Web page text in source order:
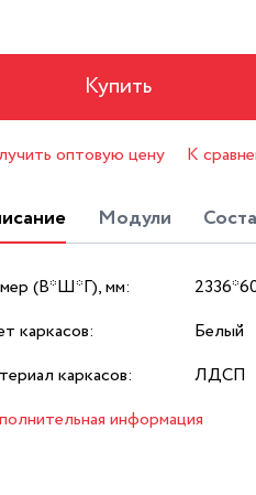
Купить
оптовую цену К
Модули
(В*Ш*Г), мм:
каркасов:
Белый
каркасов:
ЛДСП
информация